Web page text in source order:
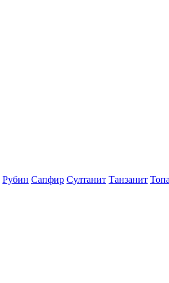
Рубин Сапфир Султанит Танзанит